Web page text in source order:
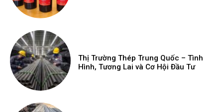
Thị Trường Thép Trung Quốc – Tình
Hình, Tương Lai và Cơ Hội Đầu Tư